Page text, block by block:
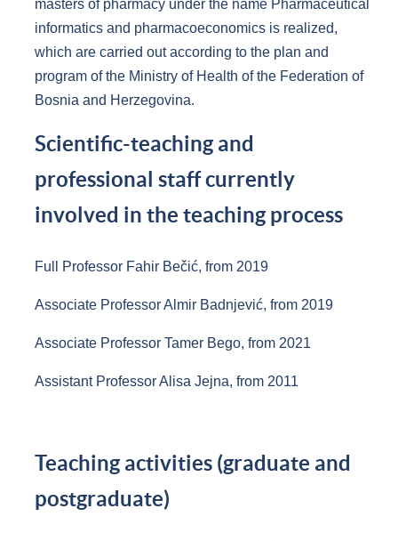
masters of pharmacy under the name Pharmaceutical
informatics and pharmacoeconomics is realized,
which are carried out according to the plan and
program of the Ministry of Health of the Federation of
Bosnia and Herzegovina.
Scientific-teaching and
professional staff currently
involved in the teaching process
Full Professor Fahir Bečić, from 2019
Associate Professor Almir Badnjević, from 2019
Associate Professor Tamer Bego, from 2021
Assistant Professor Alisa Jejna, from 2011
Teaching activities (graduate and
postgraduate)